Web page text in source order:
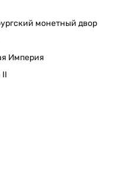
монетный двор
Империя
II